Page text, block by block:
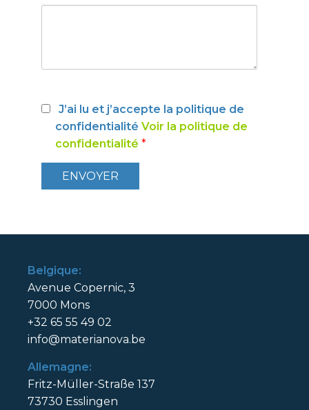
Belgique:
Avenue Copernic, 3
7000 Mons
+32 65 55 49 02
info@materianova.be
Allemagne:
Fritz-Müller-Straße 137
73730 Esslingen
J’ai lu et j’accepte la politique de
confidentialité Voir la politique de
confidentialité *